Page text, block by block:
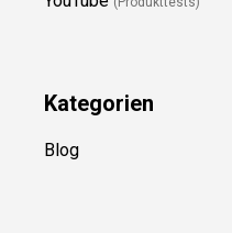
Kategorien
Blog